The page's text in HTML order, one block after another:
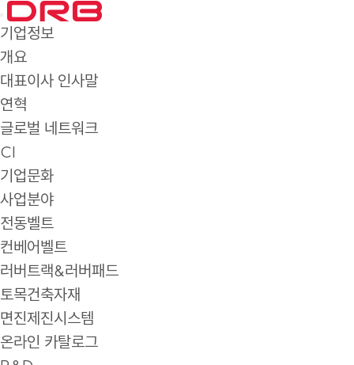
기업정보
개요
대표이사 인사말
연혁
글로벌 네트워크
CI
기업문화
사업분야
전동벨트
컨베어벨트
러버트랙&러버패드
토목건축자재
면진제진시스템
온라인 카탈로그